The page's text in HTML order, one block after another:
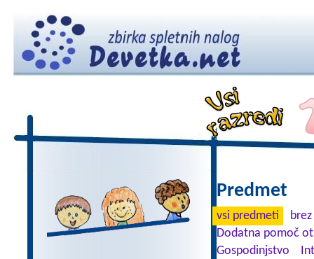
Predmet
vsi predmeti
Dodatna pomoč
Gospodinjstvo